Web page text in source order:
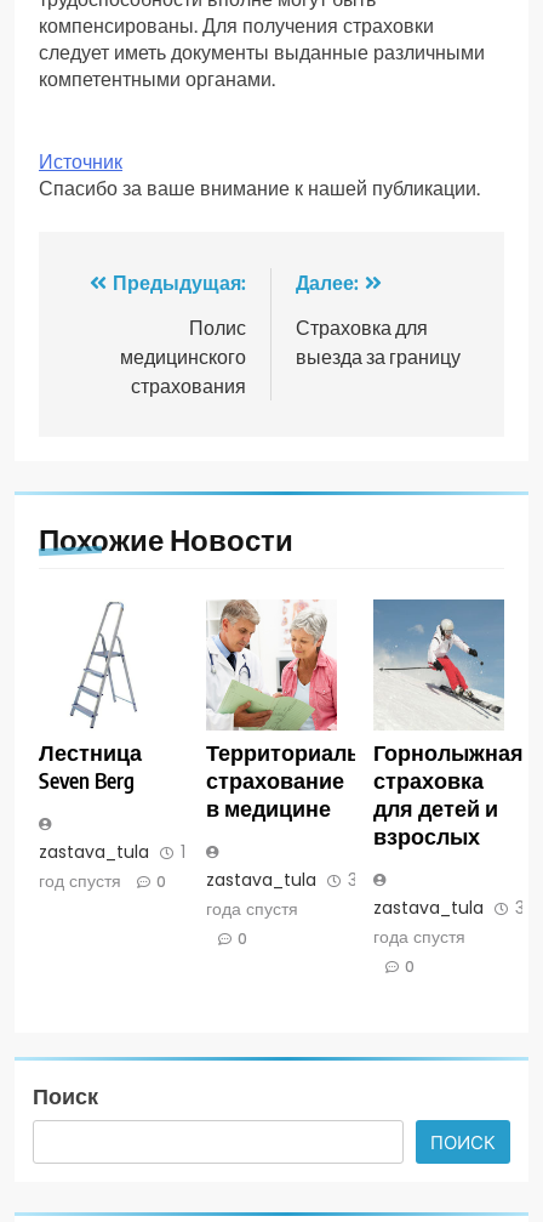
компенсированы. Для получения страховки
следует иметь документы выданные различными
компетентными органами.
Источник
Спасибо за ваше внимание к нашей публикации.
Навигация
записям
Предыдущая:
Полис
медицинского
страхования
Далее:
Страховка для
выезда за границу
Похожие Новости
Лестница
Seven Berg
zastava_tula
1
год спустя
0
Территориальное
страхование
в медицине
zastava_tula
3
года спустя
0
Горнолыжная
страховка
для детей и
взрослых
zastava_tula
3
года спустя
0
Поиск
ПОИСК